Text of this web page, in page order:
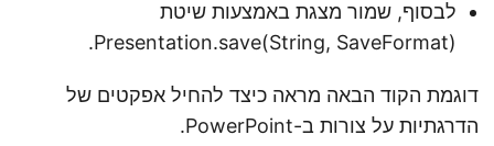
לבסוף, שמור מצגת באמצעות שיטת
Presentation.save(String, SaveFormat).
דוגמת הקוד הבאה מראה כיצד להחיל אפקטים של
הדרגתיות על צורות ב-PowerPoint.